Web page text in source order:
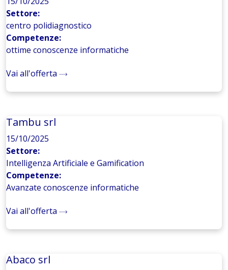
Settore:
centro polidiagnostico
Competenze:
ottime conoscenze informatiche
Vai all'offerta
Tambu srl
15/10/2025
Settore:
Intelligenza Artificiale e Gamification
Competenze:
Avanzate conoscenze informatiche
Vai all'offerta
Abaco srl